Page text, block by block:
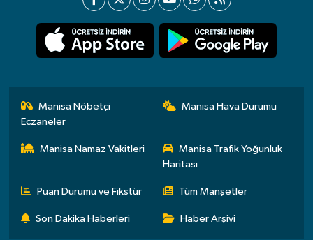
Manisa Nöbetçi
Eczaneler
Manisa Hava Durumu
Manisa Namaz Vakitleri
Manisa Trafik Yoğunluk
Haritası
Puan Durumu ve Fikstür Tüm Manşetler
Son Dakika Haberleri Haber Arşivi